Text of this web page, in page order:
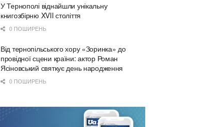
У Тернополі віднайшли унікальну
книгозбірню XVII століття
0 ПОШИРЕНЬ
Від тернопільського хору «Зоринка» до
провідної сцени країни: актор Роман
Ясіновський святкує день народження
0 ПОШИРЕНЬ